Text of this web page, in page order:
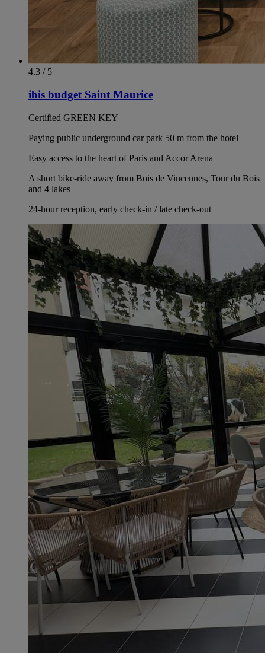
4.3 / 5
ibis budget Saint Maurice
Certified GREEN KEY
Paying public underground car park 50 m from the hotel
Easy access to the heart of Paris and Accor Arena
A short bike-ride away from Bois de Vincennes, Tour du Bois
and 4 lakes
24-hour reception, early check-in / late check-out